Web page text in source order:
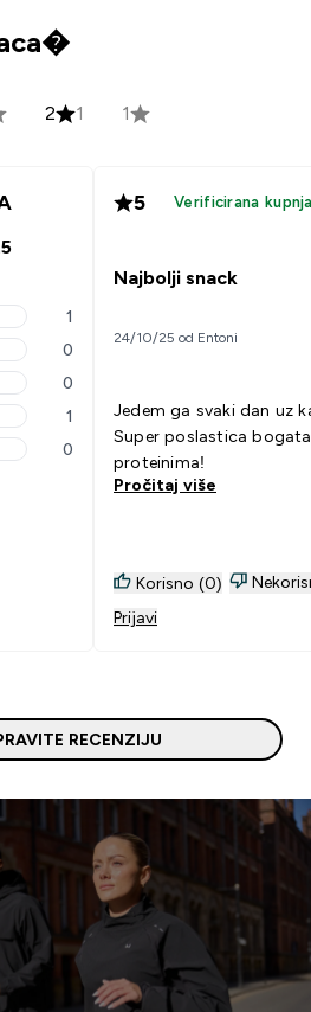
2 1 1
1
0
0
1
0
5 Verificirana
Najbolji snack
24/10/25 od Entoni
Jedem ga svaki dan uz
Super poslastica bogata
proteinima!
Pročitaj više
Korisno (0)
Prijavi
RECENZIJU